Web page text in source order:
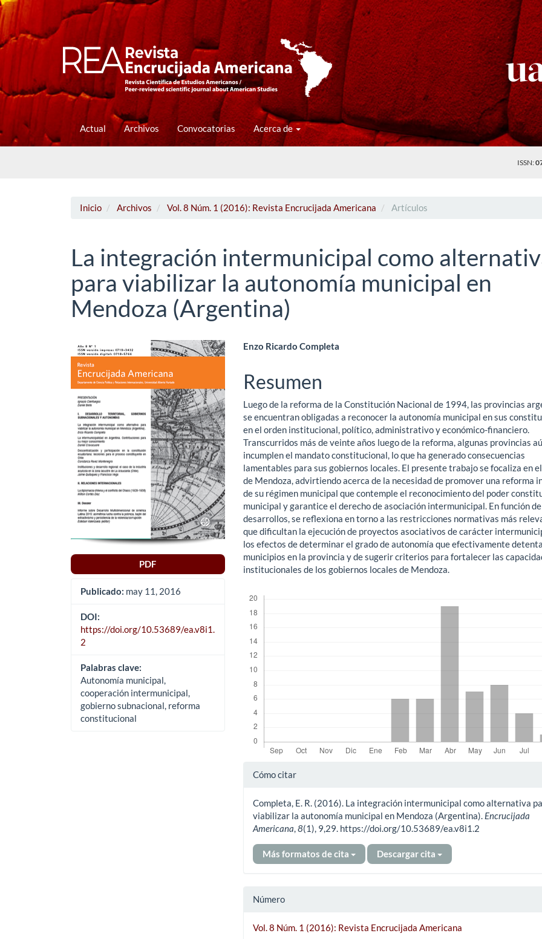
Navegación
Contenido
principal
Barra
Actual Archivos Convocatorias Acerca de
ISSN:
Inicio Archivos Vol. 8 Núm. 1 (2016): Revista Encrucijada Americana Artículos
La integración intermunicipal como
para viabilizar la autonomía municipal en
Mendoza (Argentina)
Barra
lateral
del
artículo
PDF
Publicado: may 11, 2016
DOI:
https://doi.org/10.53689/ea.v8i1.
2
Palabras clave:
Autonomía municipal,
cooperación intermunicipal,
gobierno subnacional, reforma
constitucional
Contenido
principal
del
artículo
Enzo Ricardo Completa
Resumen
Luego de la reforma de la Constitución Nacional de 1994, las provincias
se encuentran obligadas a reconocer la autonomía municipal en sus
en el orden institucional, político, administrativo y económico-financiero.
Transcurridos más de veinte años luego de la reforma, algunas provincias
incumplen el mandato constitucional, lo que ha generado consecuencias
lamentables para sus gobiernos locales. El presente trabajo se focaliza en
de Mendoza, advirtiendo acerca de la necesidad de promover una reforma
de su régimen municipal que contemple el reconocimiento del poder
municipal y garantice el derecho de asociación intermunicipal. En función
desarrollos, se reflexiona en torno a las restricciones normativas más
que dificultan la ejecución de proyectos asociativos de carácter
los efectos de determinar el grado de autonomía que efectivamente
municipios en la provincia y de sugerir criterios para fortalecer las
institucionales de los gobiernos locales de Mendoza.
Detalles
artículo
Cómo citar
Completa, E. R. (2016). La integración intermunicipal como alternativa
viabilizar la autonomía municipal en Mendoza (Argentina). Encrucijada
Americana 8(1), 9,29. https://doi.org/10.53689/ea.v8i1.2
Más formatos de cita Descargar cita
Número
Vol. 8 Núm. 1 (2016): Revista Encrucijada Americana